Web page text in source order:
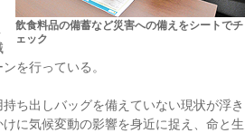
飲食料品の備蓄など災害への備えをシートでチ
ェック
を行っている。
ち出しバッグを備えていない現状が浮き
に気候変動の影響を身近に捉え、命と生